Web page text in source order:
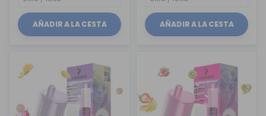
AÑADIR A LA CESTA AÑADIR A LA CESTA